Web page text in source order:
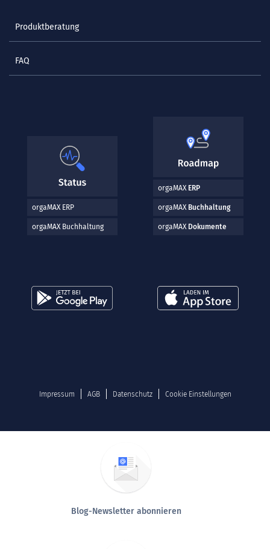
Produktberatung
FAQ
orgaMAX ERP
orgaMAX Buchhaltung
orgaMAX ERP
orgaMAX Buchhaltung
orgaMAX Dokumente
Impressum AGB Datenschutz Cookie Einstellungen
Blog-Newsletter abonnieren